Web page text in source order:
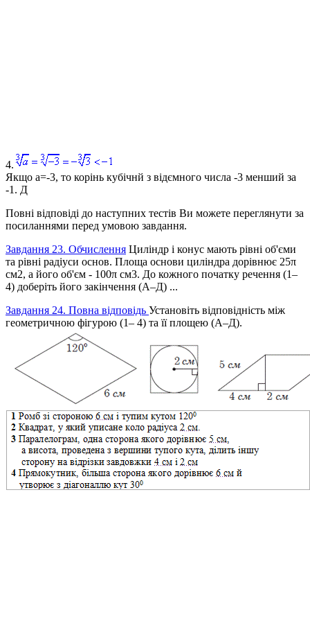
4.
Якщо a=-3, то корінь кубічнй з відємного числа -3 менший за
-1. Д
Повні відповіді до наступних тестів Ви можете переглянути за
посиланнями перед умовою завдання.
Завдання 23. Обчислення Циліндр і конус мають рівні об'єми
та рівні радіуси основ. Площа основи циліндра дорівнює 25π
см2, а його об'єм - 100π см3. До кожного початку речення (1–
4) доберіть його закінчення (А–Д) ...
Завдання 24. Повна відповідь Установіть відповідність між
геометричною фігурою (1– 4) та її площею (А–Д).